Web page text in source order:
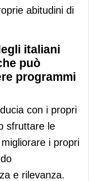
abitudini di
italiani
può
programmi
con i propri
sfruttare le
i propri
e rilevanza.